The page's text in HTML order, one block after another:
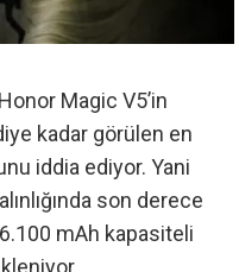
Magic V5’in
kadar görülen en
iddia ediyor. Yani
son derece
mAh kapasiteli